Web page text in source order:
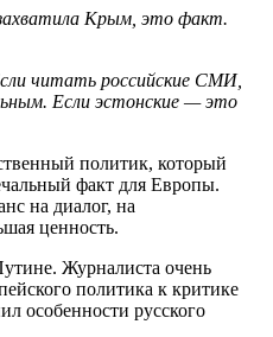
Крым, это факт.
читать российские СМИ,
Если эстонские — это
политик, который
факт для Европы.
на диалог, на
ценность.
Журналиста очень
политика к критике
особенности русского